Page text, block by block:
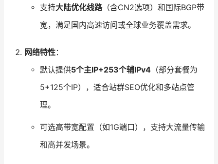
支持大陆优化线路（含CN2选项）和国际BGP带
宽，满足国内高速访问或全球业务覆盖需求。
网络特性：
默认提供5个主IP+253个辅IPv4（部分套餐为
5+125个IP），适合站群SEO优化和多站点管
理。
可选高带宽配置（如1G端口），支持大流量传输
和高并发场景。